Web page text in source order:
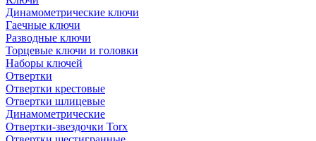
Динамометрические ключи
Гаечные ключи
Разводные ключи
Торцевые ключи и головки
Наборы ключей
Отвертки
Отвертки крестовые
Отвертки шлицевые
Динамометрические
Отвертки-звездочки Torx